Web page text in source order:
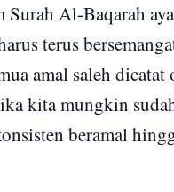
Al-Baqarah
terus
amal saleh dicatat
kita mungkin
beramal